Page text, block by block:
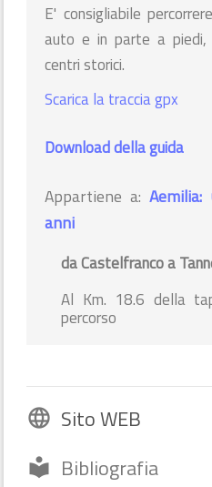
E' consigliabile
auto e in parte a piedi,
centri storici.
Scarica la traccia gpx
Download della guida
Appartiene a:
anni
da Castelfranco a
Al Km. 18.6 della
percorso
language Sito WEB
local_library Bibliografia